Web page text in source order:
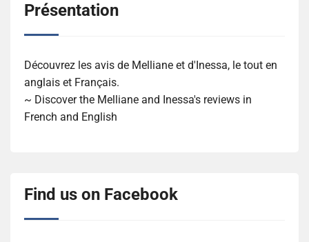
Présentation
Découvrez les avis de Melliane et d'Inessa, le tout en
anglais et Français.
~ Discover the Melliane and Inessa's reviews in
French and English
Find us on Facebook